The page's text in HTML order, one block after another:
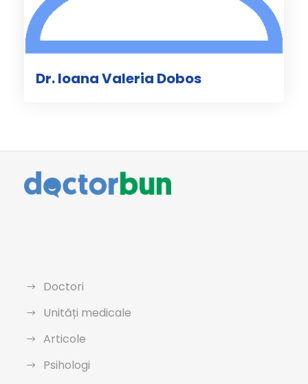
Dr. Ioana Valeria Dobos
Doctori
Unități medicale
Articole
Psihologi